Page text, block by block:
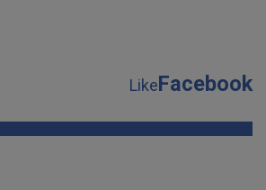
LikeFacebook